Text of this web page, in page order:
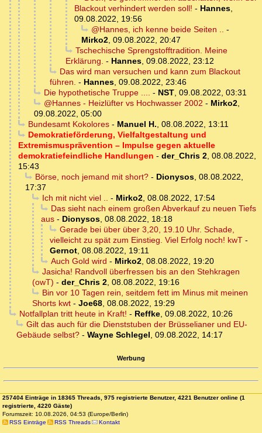
Blackout verhindert werden soll! - Hannes,
09.08.2022, 19:56
@Hannes, ich kenne beide Seiten .. -
Mirko2, 09.08.2022, 20:47
Tschechische Sprengstofftradition. Meine
Erklärung. - Hannes, 09.08.2022, 23:12
Das wird man versuchen und kann zum Blackout
führen. - Hannes, 09.08.2022, 23:46
Die hypothetische Truppe .... - NST, 09.08.2022, 03:31
@Hannes - Heizlüfter vs Hochwasser 2002 - Mirko2,
09.08.2022, 05:00
Bundesamt Kokolores- Manuel H., 08.08.2022, 13:11
Demokratieförderung, Vielfaltgestaltung und
Extremismusprävention – Impulse gegen aktuelle
demokratiefeindliche Handlungen - der_Chris 2, 08.08.2022,
15:43
Börse, noch jemand mit short?- Dionysos, 08.08.2022,
17:37
Ich mit nicht viel .. - Mirko2, 08.08.2022, 17:54
Das sieht nach einem großen Abverkauf zu neuen Tiefs
aus - Dionysos, 08.08.2022, 18:18
Gerade bei über über 3,20, 19.10 Uhr. Schade,
vielleicht zu spät zum Einstieg. Viel Erfolg noch! kwT -
Gernot, 08.08.2022, 19:11
Auch Gold wird - Mirko2, 08.08.2022, 19:20
Jasicha! Randvoll überfressen bis an den Stehkragen
(owT) - der_Chris 2, 08.08.2022, 19:16
Bin vor 10 Tagen rein, seitdem fett im Minus mit meinen
Shorts kwt - Joe68, 08.08.2022, 19:29
Notfallplan tritt heute in Kraft! - Reffke, 09.08.2022, 10:26
Gilt das auch für die Dienststuben der Brüsselianer und EU-
Gebäude selbst? - Wayne Schlegel, 09.08.2022, 14:17
Werbung
257404 Einträge in 18365 Threads, 975 registrierte Benutzer, 4221 Benutzer online (1
registrierte, 4220 Gäste)
Forumszeit: 10.08.2026, 04:53 (Europe/Berlin)
RSS Einträge
RSS Threads Kontakt